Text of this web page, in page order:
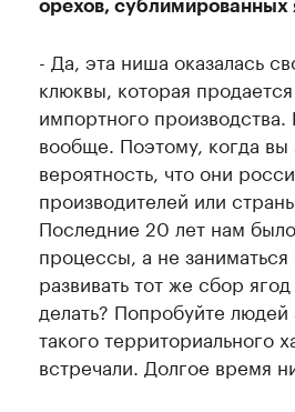
орехов,
- Да, эта ниша оказалась
клюквы, которая
импортного
вообще. Поэтому, когда вы
вероятность, что они
производителей или
Последние 20 лет нам
процессы, а не
развивать тот же сбор
делать? Попробуйте
такого территориального
встречали. Долгое время